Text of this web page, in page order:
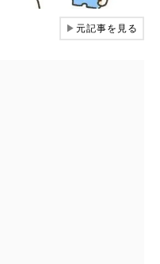
▶元記事を見る